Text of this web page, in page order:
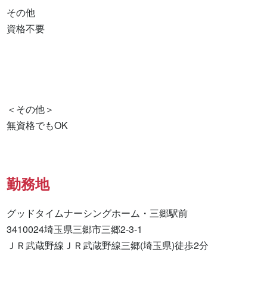
その他
資格不要
＜その他＞
無資格でもOK
勤務地
グッドタイムナーシングホーム・三郷駅前
3410024埼玉県三郷市三郷2-3-1
ＪＲ武蔵野線ＪＲ武蔵野線三郷(埼玉県)徒歩2分